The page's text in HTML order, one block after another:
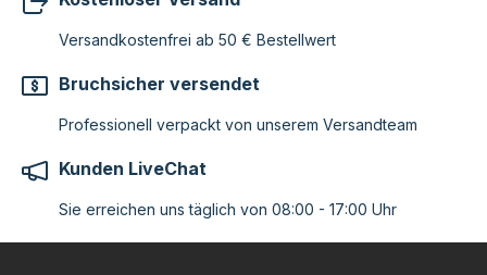
Versandkostenfrei ab 50 € Bestellwert
Bruchsicher versendet
Professionell verpackt von unserem Versandteam
Kunden LiveChat
Sie erreichen uns täglich von 08:00 - 17:00 Uhr